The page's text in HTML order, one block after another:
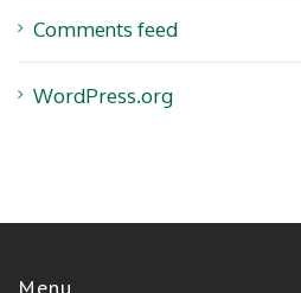
Comments feed
WordPress.org